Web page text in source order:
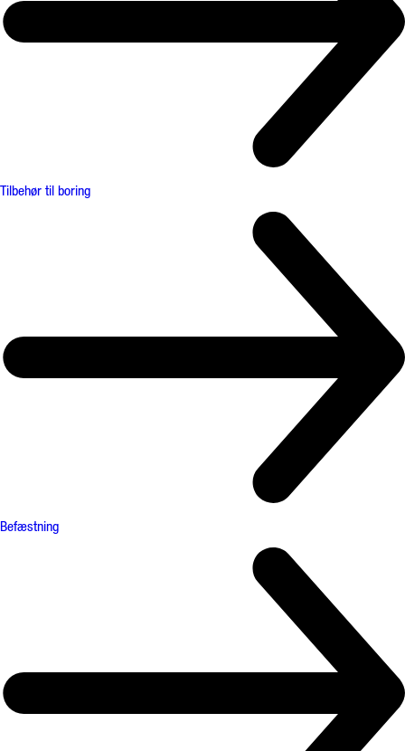
Tilbehør til boring
Befæstning